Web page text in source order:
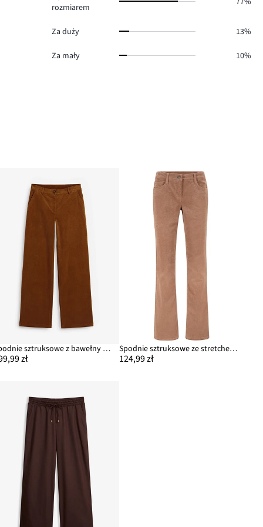
rozmiarem
Za duży 13%
Za mały 10%
Spodnie sztruksowe z bawełny organicznej z domieszką stretchu
zł
Spodnie sztruksowe ze stretchem o kroju bootcut
124,99 zł